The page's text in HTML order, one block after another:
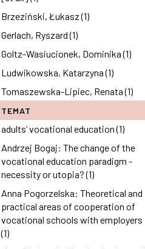
Brzeziński, Łukasz (1)
Gerlach, Ryszard (1)
Goltz-Wasiucionek, Dominika (1)
Ludwikowska, Katarzyna (1)
Tomaszewska-Lipiec, Renata (1)
TEMAT
adults’ vocational education (1)
Andrzej Bogaj: The change of the
vocational education paradigm -
necessity or utopia? (1)
Anna Pogorzelska: Theoretical and
practical areas of cooperation of
vocational schools with employers
(1)